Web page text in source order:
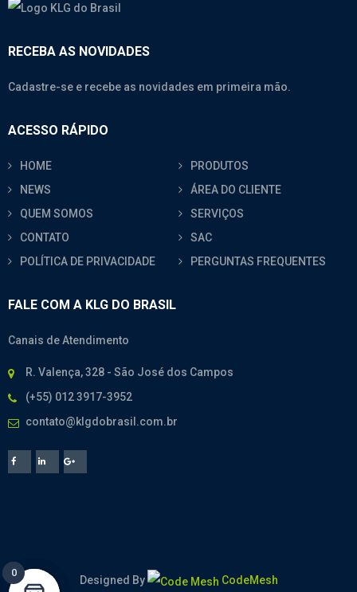
RECEBA AS NOVIDADES
Cadastre-se e recebe as novidades em primeira mão.
ACESSO RÁPIDO
HOME
PRODUTOS
NEWS
ÁREA DO CLIENTE
QUEM SOMOS
SERVIÇOS
CONTATO
SAC
POLÍTICA DE PRIVACIDADE
PERGUNTAS FREQUENTES
FALE COM A KLG DO BRASIL
Canais de Atendimento
R. Valença, 328 - São José dos Campos
(+55) 012 3917-3952
contato@klgdobrasil.com.br
Designed By CodeMesh
0
0